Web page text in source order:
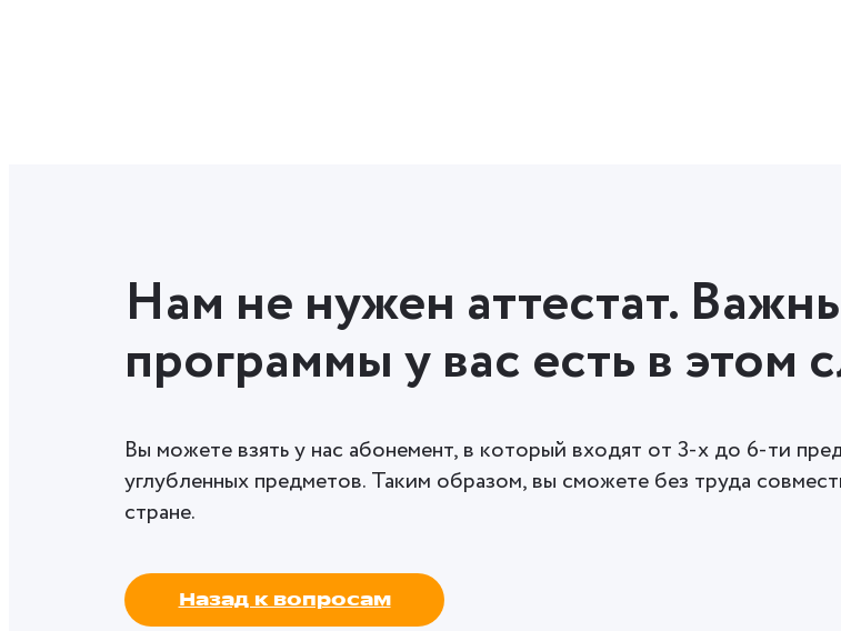
Нам не нужен аттестат.
программы у вас есть в этом
Вы можете взять у нас абонемент, в который входят от 3-х до 6-ти
углубленных предметов. Таким образом, вы сможете без труда
стране.
Назад к вопросам